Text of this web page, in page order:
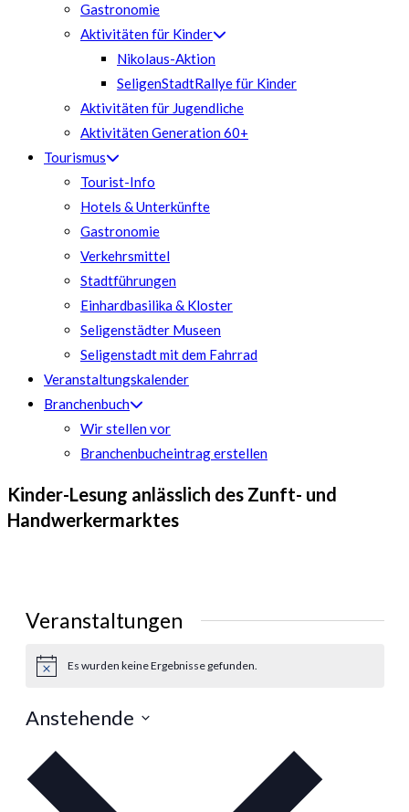
Gastronomie
Aktivitäten für Kinder
Nikolaus-Aktion
SeligenStadtRallye für Kinder
Aktivitäten für Jugendliche
Aktivitäten Generation 60+
Tourismus
Tourist-Info
Hotels & Unterkünfte
Gastronomie
Verkehrsmittel
Stadtführungen
Einhardbasilika & Kloster
Seligenstädter Museen
Seligenstadt mit dem Fahrrad
Veranstaltungskalender
Branchenbuch
Wir stellen vor
Branchenbucheintrag erstellen
Kinder-Lesung anlässlich des Zunft- und
Handwerkermarktes
Veranstaltungen
HinweisEs wurden keine Ergebnisse gefunden.
Anstehende
auswählen.